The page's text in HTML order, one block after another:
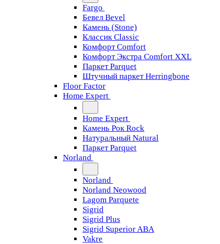
Fargo
Бевел Bevel
Камень (Stone)
Классик Classic
Комфорт Comfort
Комфорт Экстра Comfort XXL
Паркет Parquet
Штучный паркет Herringbone
Floor Factor
Home Expert
Home Expert
Камень Рок Rock
Натуральный Natural
Паркет Parquet
Norland
Norland
Norland Neowood
Lagom Parquete
Sigrid
Sigrid Plus
Sigrid Superior ABA
Vakre